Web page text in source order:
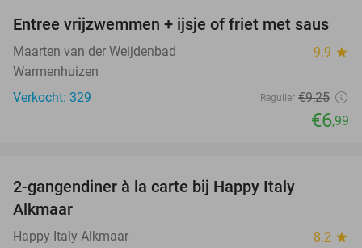
24%
Entree vrijzwemmen + ijsje of friet met saus
Maarten van der Weijdenbad 9.9 star
Warmenhuizen
Verkocht: 329
Regulier €9,25
€6,99
2-gangendiner à la carte bij Happy Italy
Alkmaar
Happy Italy Alkmaar 8.2 star